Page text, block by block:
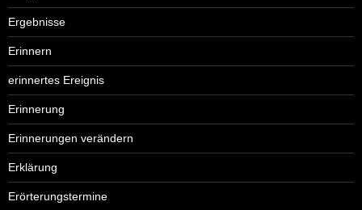
Ergebnisse
Erinnern
erinnertes Ereignis
Erinnerung
Erinnerungen verändern
Erklärung
Erörterungstermine